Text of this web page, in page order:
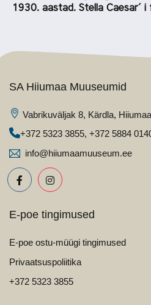
1930. aastad. Stella Caesar´
SA Hiiumaa Muuseumid
Vabrikuväljak 8, Kärdla,
+372 5323 3855, +372 5884
info@hiiumaamuuseum.ee
E-poe tingimused
E-poe ostu-müügi tingimused
Privaatsuspoliitika
+372 5323 3855